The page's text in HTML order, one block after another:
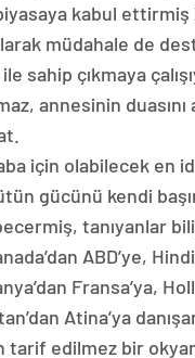
kabul ettirmiş
müdahale de
sahip çıkmaya
annesinin duasını
için olabilecek en
gücünü kendi
tanıyanlar
ABD’ye,
Fransa’ya,
Atina’ya
tarif edilmez bir